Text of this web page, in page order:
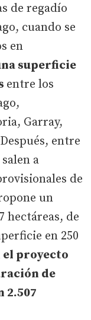
de regadío
cuando se
en
superficie
entre los
Garray,
entre
a
de
un
hectáreas, de
en 250
el proyecto
de
2.507